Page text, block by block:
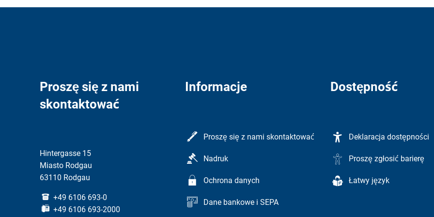
Proszę się z nami
skontaktować
Hintergasse 15
Miasto Rodgau
63110 Rodgau
+49 6106 693-0
+49 6106 693-2000
Informacje
Proszę się z nami skontaktować
Nadruk
Ochrona danych
Dane bankowe i SEPA
Dostępność
Deklaracja dostępności
Proszę zgłosić barierę
Łatwy język